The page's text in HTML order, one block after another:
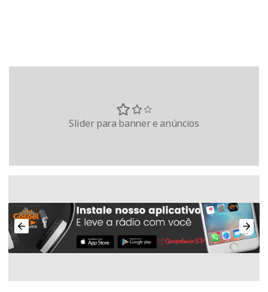
Slider para banner e anúncios